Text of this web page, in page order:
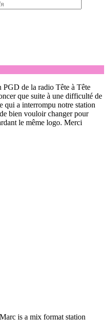
de la radio Tête à Tête
que suite à une difficulté de
qui a interrompu notre station
bien vouloir changer pour
le même logo. Merci
is a mix format station